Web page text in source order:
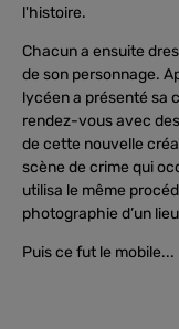
l'histoire.
Chacun a ensuite
de son personnage.
lycéen a présenté sa
rendez-vous avec
de cette nouvelle
scène de crime qui
utilisa le même
photographie d’un
Puis ce fut le mobile...